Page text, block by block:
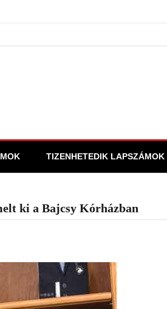
TIZENHETEDIK LAPSZÁMOK
ki a Bajcsy Kórházban